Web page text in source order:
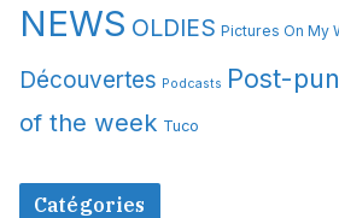
NEWS OLDIES Pictures On My
Découvertes Podcasts Post-
of the week Tuco
Catégories